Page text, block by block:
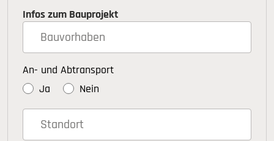
Infos zum Bauprojekt
An- und Abtransport
Ja
Nein